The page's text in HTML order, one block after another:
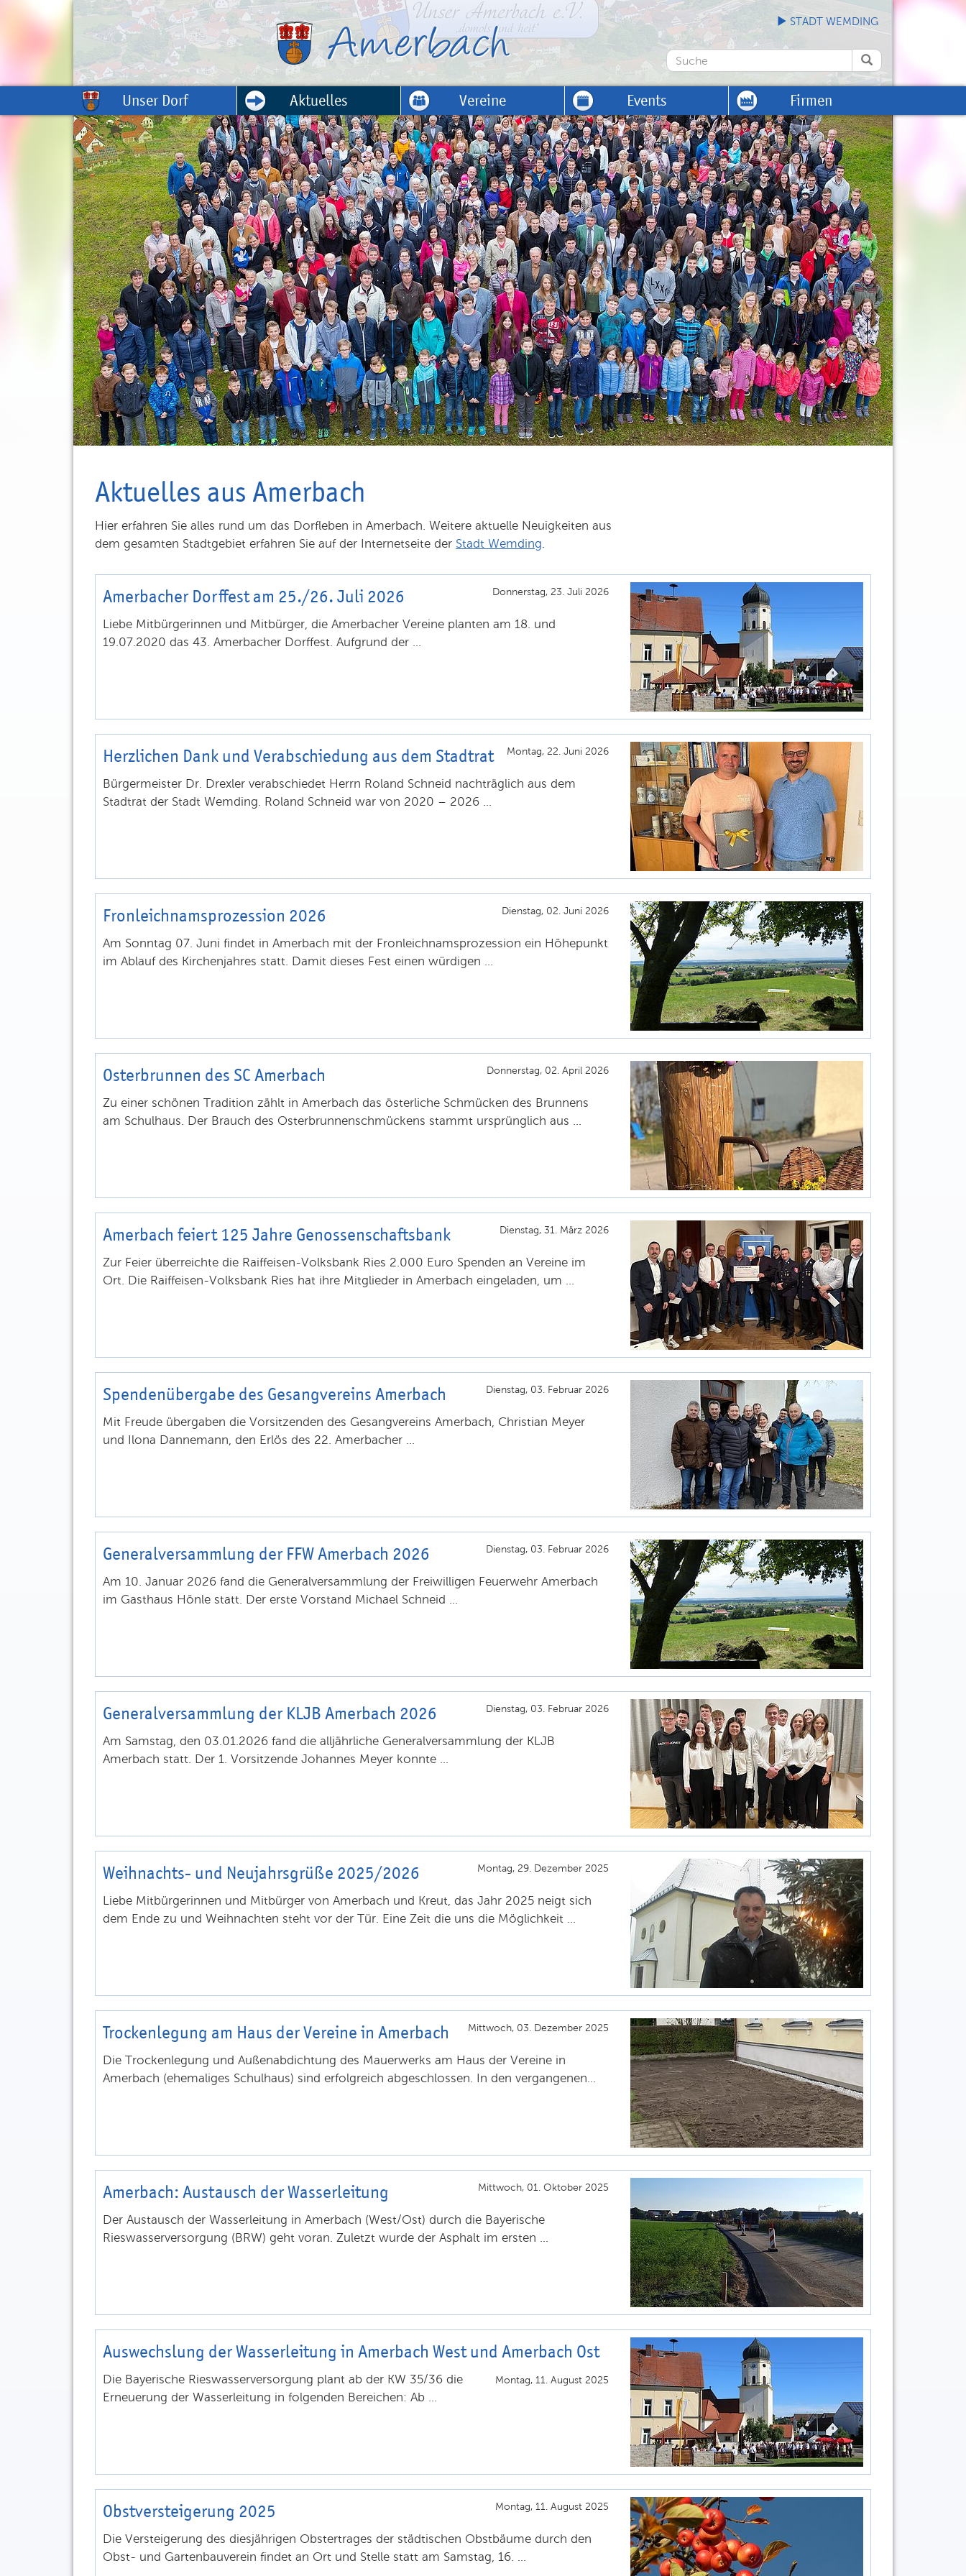
STADT WEMDING
Unser Dorf Aktuelles Vereine Events Firmen
Aktuelles aus Amerbach
Hier erfahren Sie alles rund um das Dorfleben in Amerbach. Weitere aktuelle Neuigkeiten aus
dem gesamten Stadtgebiet erfahren Sie auf der Internetseite der Stadt Wemding.
Amerbacher Dorffest am 25./26. Juli 2026 Donnerstag, 23. Juli 2026
Liebe Mitbürgerinnen und Mitbürger, die Amerbacher Vereine planten am 18. und
19.07.2020 das 43. Amerbacher Dorffest. Aufgrund der ...
Herzlichen Dank und Verabschiedung aus dem Stadtrat Montag, 22. Juni 2026
Bürgermeister Dr. Drexler verabschiedet Herrn Roland Schneid nachträglich aus dem
Stadtrat der Stadt Wemding. Roland Schneid war von 2020 – 2026 ...
Fronleichnamsprozession 2026 Dienstag, 02. Juni 2026
Am Sonntag 07. Juni findet in Amerbach mit der Fronleichnamsprozession ein Höhepunkt
im Ablauf des Kirchenjahres statt. Damit dieses Fest einen würdigen ...
Osterbrunnen des SC Amerbach Donnerstag, 02. April 2026
Zu einer schönen Tradition zählt in Amerbach das österliche Schmücken des Brunnens
am Schulhaus. Der Brauch des Osterbrunnenschmückens stammt ursprünglich aus ...
Amerbach feiert 125 Jahre Genossenschaftsbank Dienstag, 31. März 2026
Zur Feier überreichte die Raiffeisen-Volksbank Ries 2.000 Euro Spenden an Vereine im
Ort. Die Raiffeisen-Volksbank Ries hat ihre Mitglieder in Amerbach eingeladen, um ...
Spendenübergabe des Gesangvereins Amerbach Dienstag, 03. Februar 2026
Mit Freude übergaben die Vorsitzenden des Gesangvereins Amerbach, Christian Meyer
und Ilona Dannemann, den Erlös des 22. Amerbacher ...
Generalversammlung der FFW Amerbach 2026 Dienstag, 03. Februar 2026
Am 10. Januar 2026 fand die Generalversammlung der Freiwilligen Feuerwehr Amerbach
im Gasthaus Hönle statt. Der erste Vorstand Michael Schneid ...
Generalversammlung der KLJB Amerbach 2026 Dienstag, 03. Februar 2026
Am Samstag, den 03.01.2026 fand die alljährliche Generalversammlung der KLJB
Amerbach statt. Der 1. Vorsitzende Johannes Meyer konnte ...
Weihnachts- und Neujahrsgrüße 2025/2026 Montag, 29. Dezember 2025
Liebe Mitbürgerinnen und Mitbürger von Amerbach und Kreut, das Jahr 2025 neigt sich
dem Ende zu und Weihnachten steht vor der Tür. Eine Zeit die uns die Möglichkeit ...
Trockenlegung am Haus der Vereine in Amerbach Mittwoch, 03. Dezember 2025
Die Trockenlegung und Außenabdichtung des Mauerwerks am Haus der Vereine in
Amerbach (ehemaliges Schulhaus) sind erfolgreich abgeschlossen. In den vergangenen...
Amerbach: Austausch der Wasserleitung Mittwoch, 01. Oktober 2025
Der Austausch der Wasserleitung in Amerbach (West/Ost) durch die Bayerische
Rieswasserversorgung (BRW) geht voran. Zuletzt wurde der Asphalt im ersten ...
Auswechslung der Wasserleitung in Amerbach West und Amerbach Ost
Montag, 11. August 2025
Die Bayerische Rieswasserversorgung plant ab der KW 35/36 die
Erneuerung der Wasserleitung in folgenden Bereichen: Ab ...
Obstversteigerung 2025 Montag, 11. August 2025
Die Versteigerung des diesjährigen Obstertrages der städtischen Obstbäume durch den
Obst- und Gartenbauverein findet an Ort und Stelle statt am Samstag, 16. ...